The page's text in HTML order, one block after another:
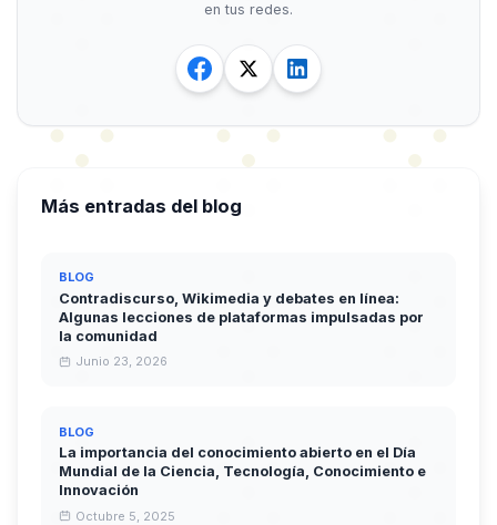
en tus redes.
Más entradas del blog
BLOG
Contradiscurso, Wikimedia y debates en línea:
Algunas lecciones de plataformas impulsadas por
la comunidad
Junio 23, 2026
BLOG
La importancia del conocimiento abierto en el Día
Mundial de la Ciencia, Tecnología, Conocimiento e
Innovación
Octubre 5, 2025